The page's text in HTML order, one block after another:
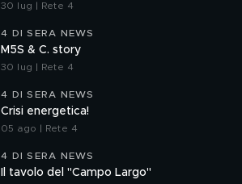
30 lug | Rete 4
4 DI SERA NEWS
M5S & C. story
30 lug | Rete 4
4 DI SERA NEWS
Crisi energetica!
05 ago | Rete 4
4 DI SERA NEWS
Il tavolo del "Campo Largo"